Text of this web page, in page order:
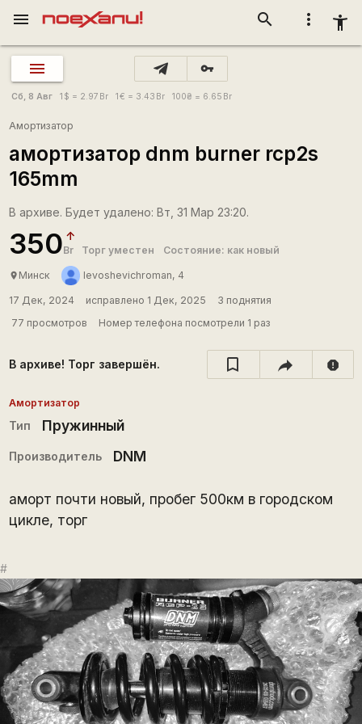
more_vert accessibility_new
search
menu
vpn_key
Сб, 8 Авг 1 $ = 2.97 Br 1€ = 3.43 Br 100₴ = 6.65 Br
Амортизатор
амортизатор dnm burner rcp2s
165mm
В архиве. Будет удалено: Вт, 31 Мар 23:20.
350Br Торг уместен Состояние: как новый
place Минск levoshevichroman, 4
17 Дек, 2024 исправлено 1 Дек, 2025
3 поднятия
77 просмотров
Номер телефона посмотрели 1 раз
В архиве! Торг завершён. report
Амортизатор
Тип Пружинный
Производитель DNM
аморт почти новый, пробег 500км в городском
цикле, торг
#